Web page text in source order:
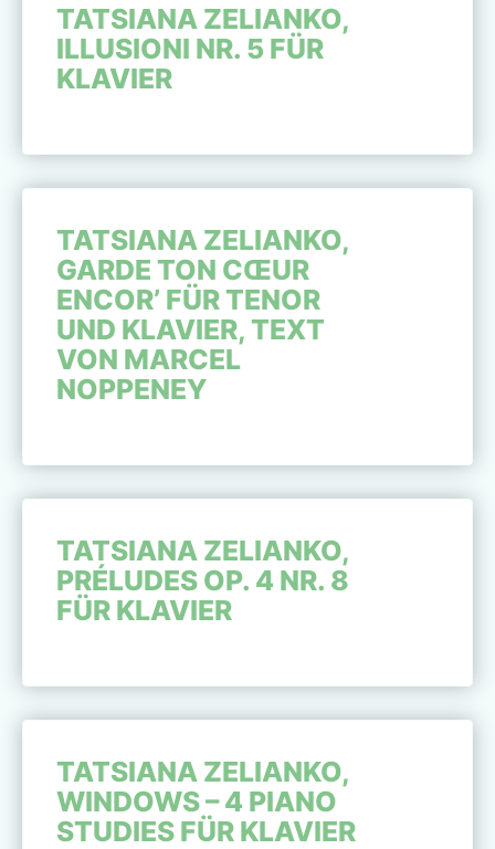
TATSIANA ZELIANKO,
ILLUSIONI NR. 5 FÜR
KLAVIER
TATSIANA ZELIANKO,
GARDE TON CŒUR
ENCOR’ FÜR TENOR
UND KLAVIER, TEXT
VON MARCEL
NOPPENEY
TATSIANA ZELIANKO,
PRÉLUDES OP. 4 NR. 8
FÜR KLAVIER
TATSIANA ZELIANKO,
WINDOWS – 4 PIANO
STUDIES FÜR KLAVIER